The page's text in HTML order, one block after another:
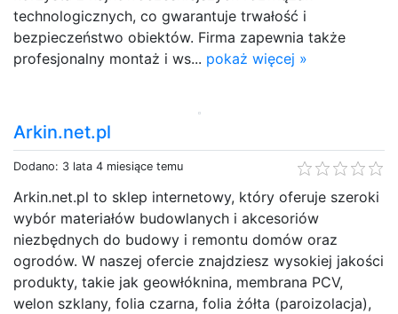
technologicznych, co gwarantuje trwałość i
bezpieczeństwo obiektów. Firma zapewnia także
profesjonalny montaż i ws... pokaż więcej »
Arkin.net.pl
Dodano: 3 lata 4 miesiące temu
Arkin.net.pl to sklep internetowy, który oferuje szeroki
wybór materiałów budowlanych i akcesoriów
niezbędnych do budowy i remontu domów oraz
ogrodów. W naszej ofercie znajdziesz wysokiej jakości
produkty, takie jak geowłóknina, membrana PCV,
welon szklany, folia czarna, folia żółta (paroizolacja),